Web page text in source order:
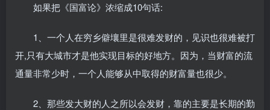
如果把《国富论》浓缩成10句话:
1、一个人在穷乡僻壤里是很难发财的，见识也很难被打
开,只有大城市才是他实现目标的好地方。因为，当财富的流
通量非常少时，一个人能够从中取得的财富量也很少。
2、那些发大财的人之所以会发财，靠的主要是长期的勤